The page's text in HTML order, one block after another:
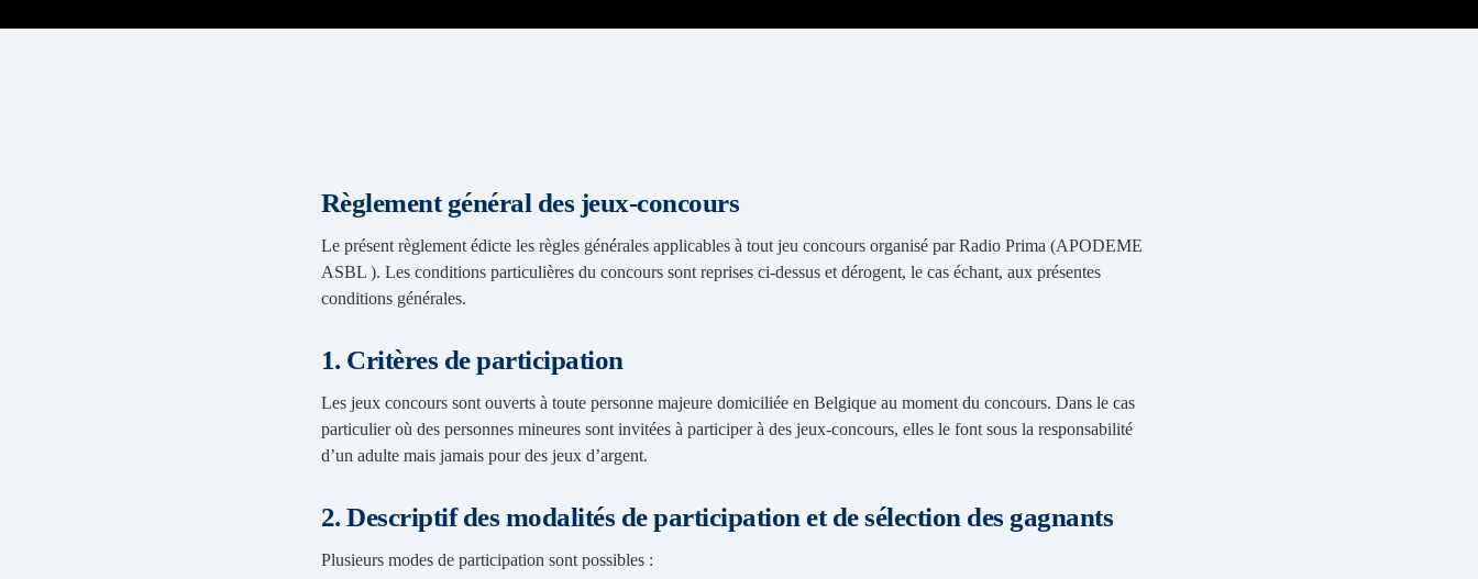
Règlement général des jeux-concours
Le présent règlement édicte les règles générales applicables à tout jeu concours organisé par Radio Prima (APODEME
ASBL ). Les conditions particulières du concours sont reprises ci-dessus et dérogent, le cas échant, aux présentes
conditions générales.
1. Critères de participation
Les jeux concours sont ouverts à toute personne majeure domiciliée en Belgique au moment du concours. Dans le cas
particulier où des personnes mineures sont invitées à participer à des jeux-concours, elles le font sous la responsabilité
d’un adulte mais jamais pour des jeux d’argent.
2. Descriptif des modalités de participation et de sélection des gagnants
Plusieurs modes de participation sont possibles :